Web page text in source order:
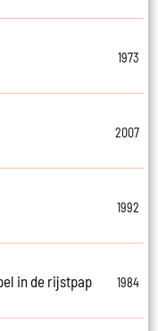
1973
2007
1992
in de rijstpap
1984